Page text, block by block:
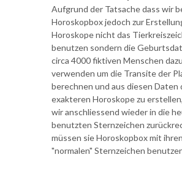
Aufgrund der Tatsache dass wir
Horoskopbox jedoch zur
Horoskope nicht das
benutzen sondern die
circa 4000 fiktiven Menschen dazu
verwenden um die Transite der
berechnen und aus diesen Daten
exakteren Horoskope zu
wir anschliessend wieder in die
benutzten Sternzeichen
müssen sie Horoskopbox mit ihren
"normalen" Sternzeichen